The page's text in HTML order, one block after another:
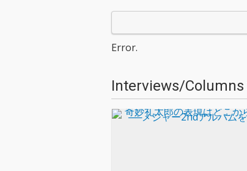
曲収録
バム。
SEXY
はセク
Error.
Interviews/Columns